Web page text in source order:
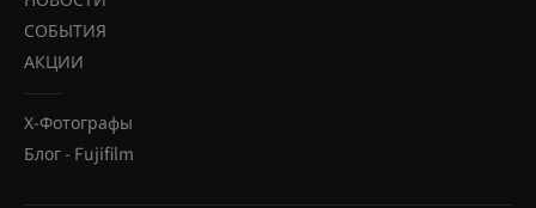
СОБЫТИЯ
АКЦИИ
Х-Фотографы
Блог - Fujifilm